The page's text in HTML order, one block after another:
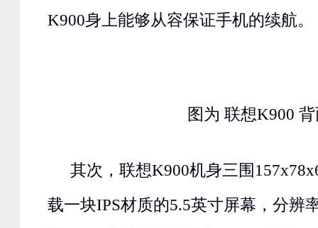
K900身上能够从容保证手机的续航。
图为 联想K900
其次，联想K900机身三围
载一块IPS材质的5.5英寸屏幕，分辨